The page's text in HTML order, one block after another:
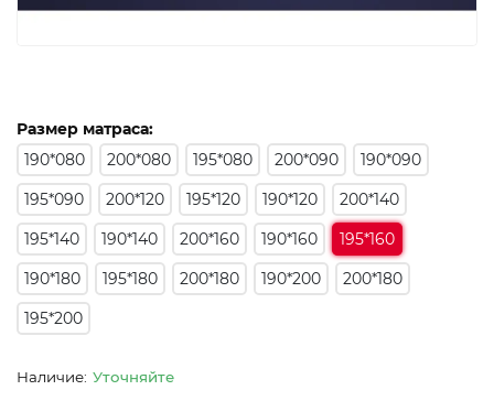
Размер матраса:
190*080
200*080 195*080 200*090
190*090
195*090
200*120 195*120 190*120
200*140
195*140
190*140 200*160 190*160
195*160
190*180
195*180 200*180 190*200
200*180
195*200
Уточняйте